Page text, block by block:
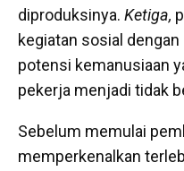
diproduksinya. Ketiga,
kegiatan sosial dengan
potensi kemanusiaan
pekerja menjadi tidak
Sebelum memulai
memperkenalkan